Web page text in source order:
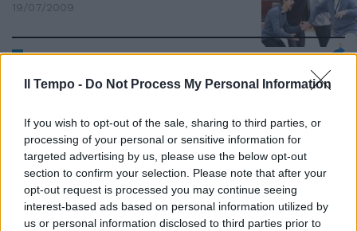
Il Tempo - Do Not Process My Personal Information
If you wish to opt-out of the sale, sharing to third parties, or
processing of your personal or sensitive information for
targeted advertising by us, please use the below opt-out
section to confirm your selection. Please note that after your
opt-out request is processed you may continue seeing
interest-based ads based on personal information utilized by
us or personal information disclosed to third parties prior to
19/07/2009
Benigni negli Usa con "Tutto
Dante"
11/05/2009
Alessandro Usai
[email protected]Tokyo come
Buenos Aires, ...